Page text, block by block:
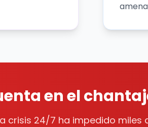
en el
crisis 24/7 ha impedido miles